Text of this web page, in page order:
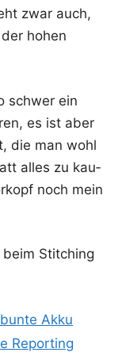
zwar auch,
hohen
schwer ein
es ist aber
die man wohl
alles zu kau­
noch mein
Stit­ching
Akku
Reporting